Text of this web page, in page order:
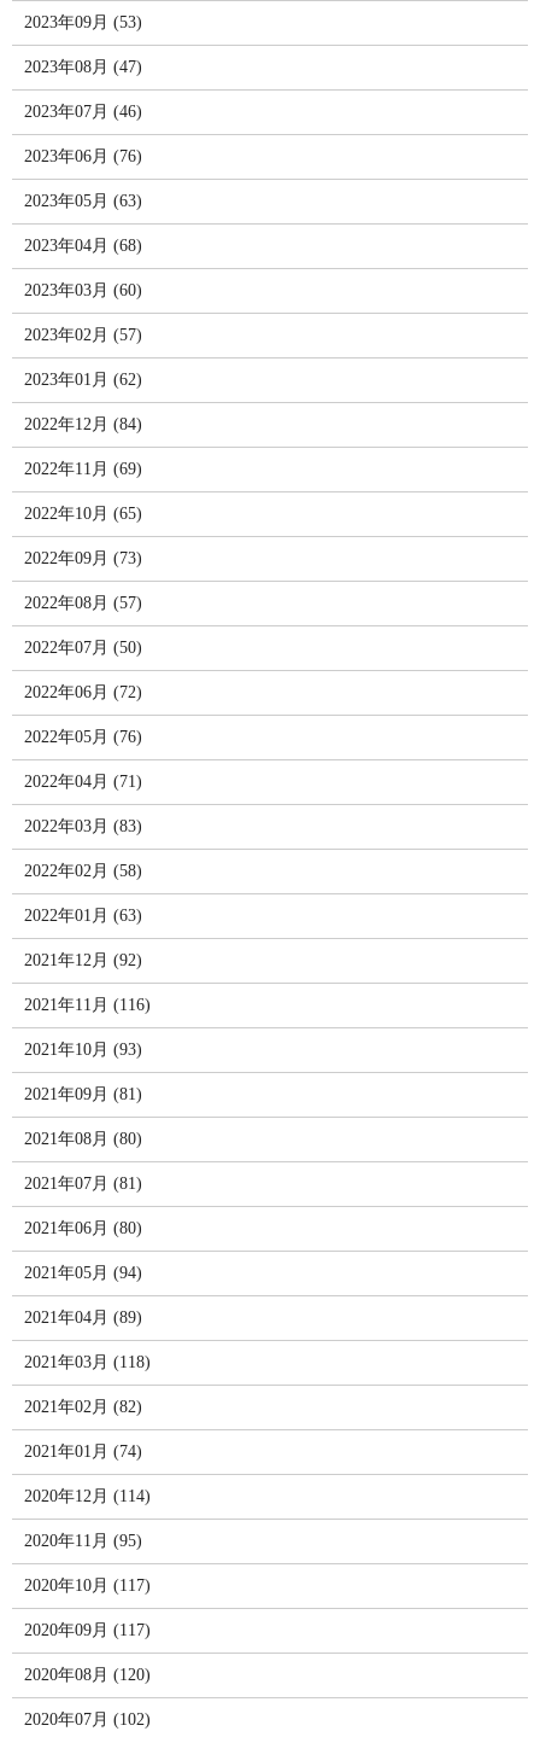
2023年09月 (53)
2023年08月 (47)
2023年07月 (46)
2023年06月 (76)
2023年05月 (63)
2023年04月 (68)
2023年03月 (60)
2023年02月 (57)
2023年01月 (62)
2022年12月 (84)
2022年11月 (69)
2022年10月 (65)
2022年09月 (73)
2022年08月 (57)
2022年07月 (50)
2022年06月 (72)
2022年05月 (76)
2022年04月 (71)
2022年03月 (83)
2022年02月 (58)
2022年01月 (63)
2021年12月 (92)
2021年11月 (116)
2021年10月 (93)
2021年09月 (81)
2021年08月 (80)
2021年07月 (81)
2021年06月 (80)
2021年05月 (94)
2021年04月 (89)
2021年03月 (118)
2021年02月 (82)
2021年01月 (74)
2020年12月 (114)
2020年11月 (95)
2020年10月 (117)
2020年09月 (117)
2020年08月 (120)
2020年07月 (102)